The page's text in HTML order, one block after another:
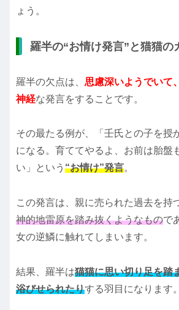
ょう。
羅半の“お情け発言”と猫猫の
羅半の欠点は、 思慮深いようでいて
神経な発言をすることです。
その最たる例が、「壬氏との子を授
になる。育ててやるよ、お前は胎盤
い」という “お情け”発言。
この発言は、親に売られた過去を持
神的地雷原を踏み抜くようなもので
女の逆鱗に触れてしまいます。
結果、羅半は猫猫に思い切り足を踏
浴びせられたりする羽目になります。